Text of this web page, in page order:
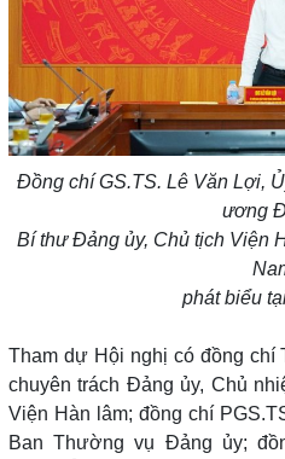
Đồng chí GS.TS. Lê Văn Lợi,
ương
Bí thư Đảng ủy, Chủ tịch Viện
phát biểu
Tham dự Hội nghị có đồng
chuyên trách Đảng ủy, Chủ
Viện Hàn lâm; đồng chí
Ban Thường vụ Đảng ủy;